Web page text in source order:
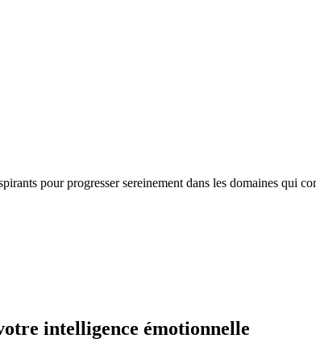
pour progresser sereinement dans les domaines qui
intelligence émotionnelle